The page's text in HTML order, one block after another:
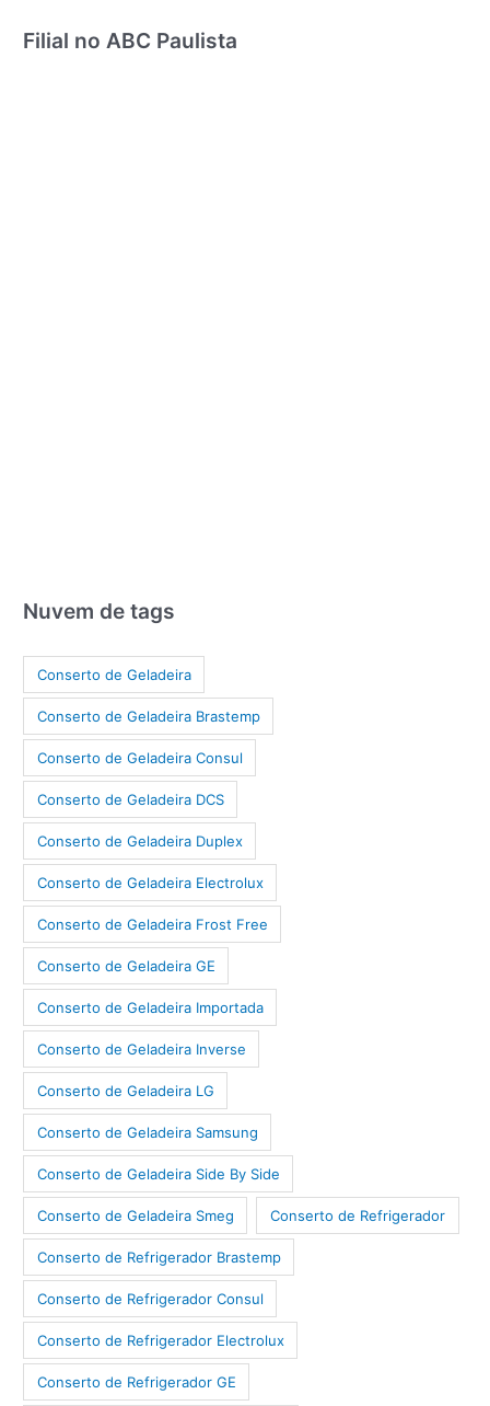
Filial no ABC Paulista
Nuvem de tags
Conserto de Geladeira
Conserto de Geladeira Brastemp
Conserto de Geladeira Consul
Conserto de Geladeira DCS
Conserto de Geladeira Duplex
Conserto de Geladeira Electrolux
Conserto de Geladeira Frost Free
Conserto de Geladeira GE
Conserto de Geladeira Importada
Conserto de Geladeira Inverse
Conserto de Geladeira LG
Conserto de Geladeira Samsung
Conserto de Geladeira Side By Side
Conserto de Geladeira Smeg Conserto de Refrigerador
Conserto de Refrigerador Brastemp
Conserto de Refrigerador Consul
Conserto de Refrigerador Electrolux
Conserto de Refrigerador GE